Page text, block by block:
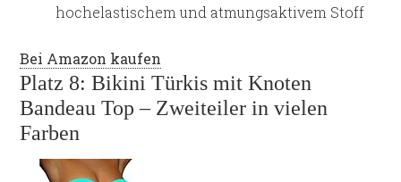
hochelastischem und atmungsaktivem Stoff
Bei Amazon kaufen
Platz 8: Bikini Türkis mit Knoten
Bandeau Top – Zweiteiler in vielen
Farben